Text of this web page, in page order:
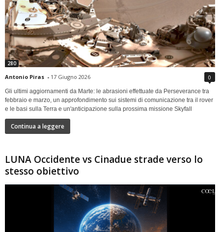
280
Antonio Piras - 17 Giugno 2026 0
Gli ultimi aggiornamenti da Marte: le abrasioni effettuate da Perseverance tra
febbraio e marzo, un approfondimento sui sistemi di comunicazione tra il rover
e le basi sulla Terra e un'anticipazione sulla prossima missione Skyfall
Continua a leggere
LUNA Occidente vs Cinadue strade verso lo
stesso obiettivo